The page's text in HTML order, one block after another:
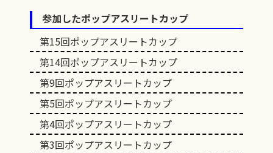
参加したポップアスリートカップ
第15回ポップアスリートカップ
第14回ポップアスリートカップ
第9回ポップアスリートカップ
第5回ポップアスリートカップ
第4回ポップアスリートカップ
第3回ポップアスリートカップ